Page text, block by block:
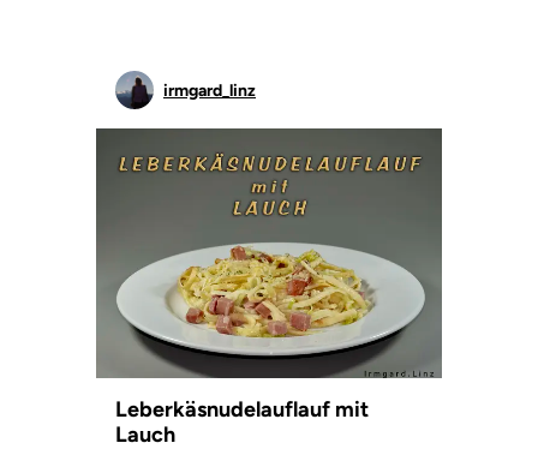
irmgard_linz
Leberkäsnudelauflauf mit
Lauch